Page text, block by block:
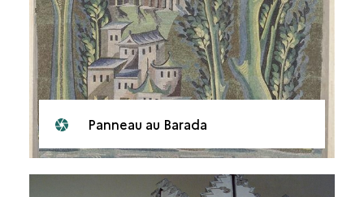
Panneau au Barada